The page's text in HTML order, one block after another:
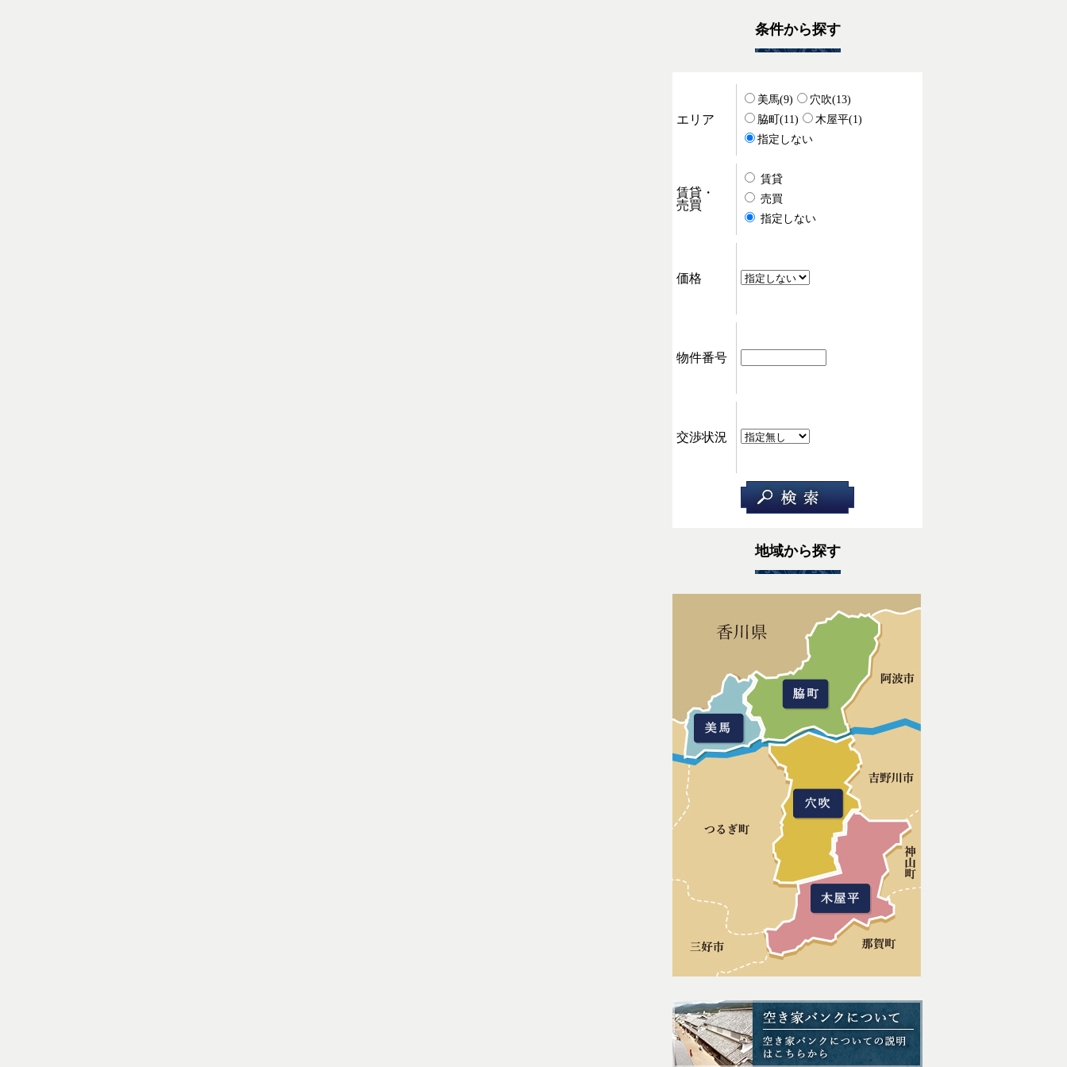
条件から探す
エリア
美馬(9)
穴吹(13)
脇町(11)
木屋平(1)
指定しない
賃貸・
売買
賃貸
売買
指定しない
価格
物件番号
交渉状況
地域から探す